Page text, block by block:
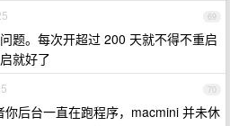
69
题。每次开超过 200 天就不得不重启
就好了
70
后台一直在跑程序，macmini 并未休